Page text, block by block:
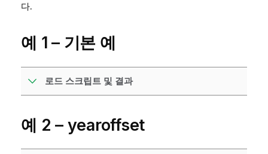
다.
예 1 – 기본 예
로드 스크립트 및 결과
예 2 – yearoffset